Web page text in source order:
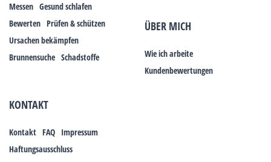
Messen Gesund schlafen
Bewerten Prüfen & schützen
Ursachen bekämpfen
Brunnensuche Schadstoffe
ÜBER MICH
Wie ich arbeite
Kundenbewertungen
KONTAKT
Kontakt FAQ Impressum
Haftungsausschluss